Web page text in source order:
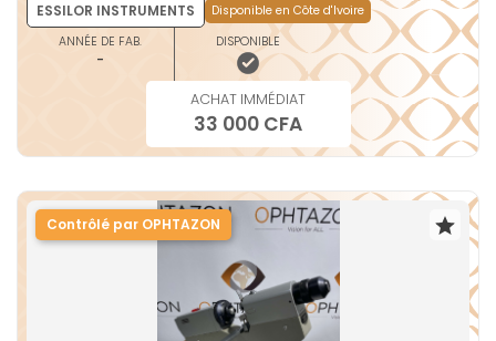
ESSILOR INSTRUMENTS
Disponible en Côte d'Ivoire
ANNÉE DE FAB.
-
DISPONIBLE
ACHAT IMMÉDIAT
33 000 CFA
Contrôlé par OPHTAZON